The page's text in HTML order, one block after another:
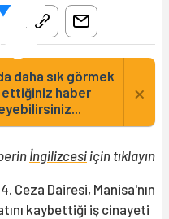
daha sık görmek
haber
×
İngilizcesiiçin tıklayın
Ceza Dairesi, Manisa'nın
kaybettiği iş cinayeti